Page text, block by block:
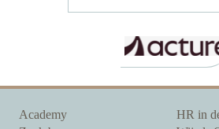
Academy
HR in